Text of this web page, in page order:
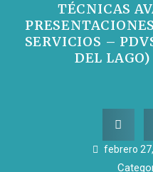
TÉCNICAS
SERVICIOS –
DEL
febrero